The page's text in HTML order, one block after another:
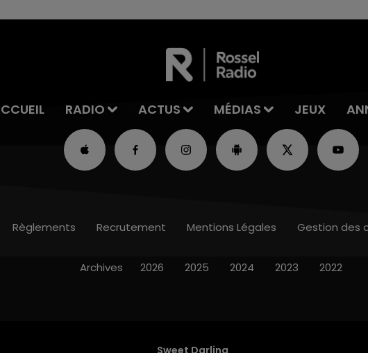
RADIO ACTUS MÉDIAS JEUX
Sweet Darling
Règlements Recrutement Mentions Légales Gestion des
Archives 2026 2025 2024 2023 2022